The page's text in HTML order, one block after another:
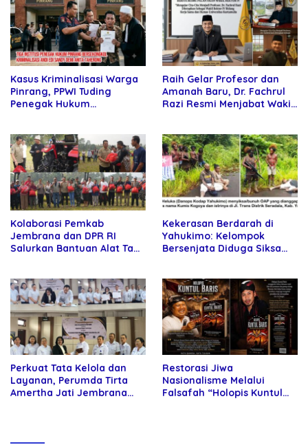
Kasus Kriminalisasi Warga
Pinrang, PPWI Tuding
Penegak Hukum
Raih Gelar Profesor dan
Amanah Baru, Dr. Fachrul
Razi Resmi Menjabat Wakil
Kolaborasi Pemkab
Jembrana dan DPR RI
Salurkan Bantuan Alat Tani
Kekerasan Berdarah di
Yahukimo: Kelompok
Bersenjata Diduga Siksa
Perkuat Tata Kelola dan
Layanan, Perumda Tirta
Amertha Jati Jembrana
Restorasi Jiwa
Nasionalisme Melalui
Falsafah “Holopis Kuntul